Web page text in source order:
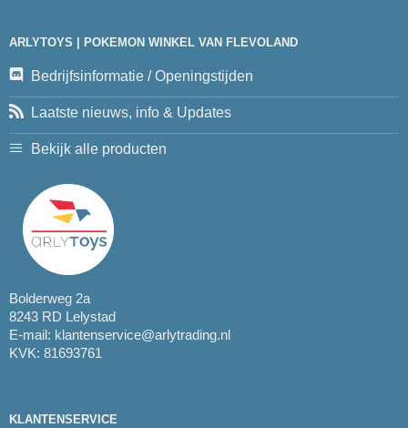
ARLYTOYS | POKEMON WINKEL VAN FLEVOLAND
Bedrijfsinformatie / Openingstijden
Laatste nieuws, info & Updates
Bekijk alle producten
Bolderweg 2a
8243 RD Lelystad
E-mail: klantenservice@arlytrading.nl
KVK: 81693761
KLANTENSERVICE